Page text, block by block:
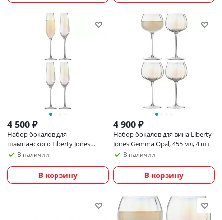
4 500 ₽
Набор бокалов для
шампанского Liberty Jones
Gemma Opal, 225 мл, 4 шт
В наличии
В корзину
4 900 ₽
Набор бокалов для вина Liberty
Jones Gemma Opal, 455 мл, 4 шт
В наличии
В корзину